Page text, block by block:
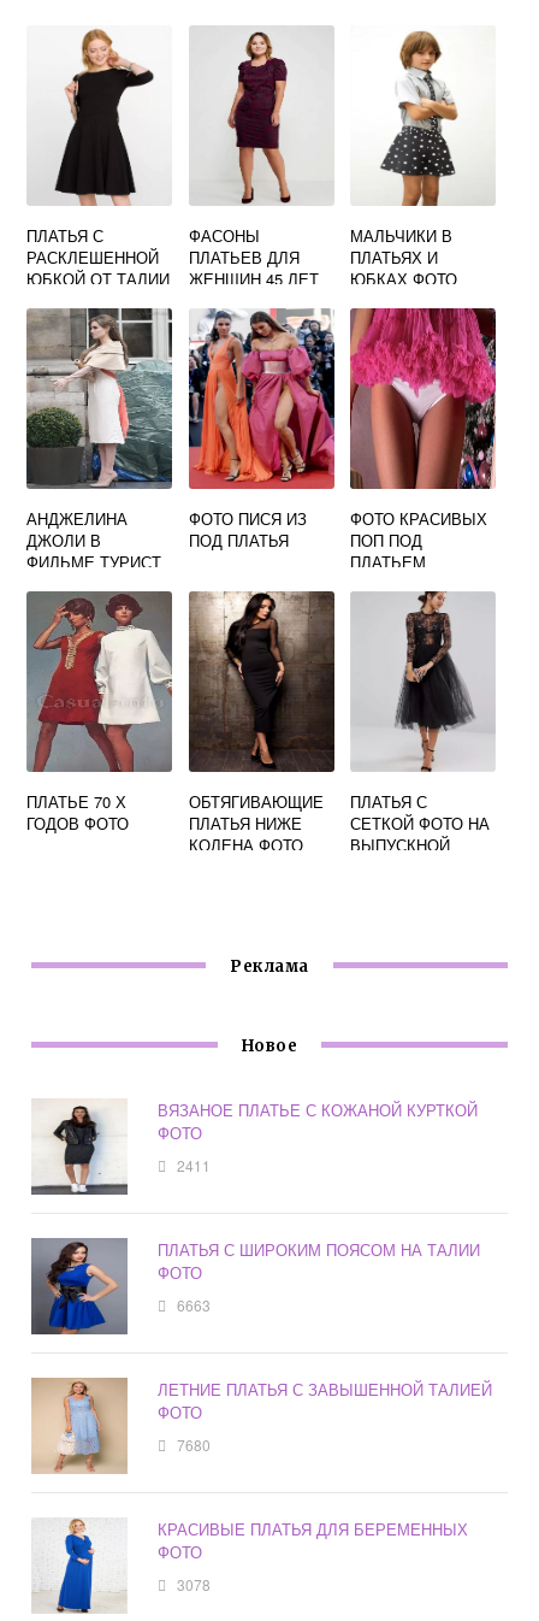
ПЛАТЬЯ С
РАСКЛЕШЕННОЙ
ЮБКОЙ ОТ ТАЛИИ
ФАСОНЫ
ПЛАТЬЕВ ДЛЯ
ЖЕНЩИН 45 ЛЕТ
МАЛЬЧИКИ В
ПЛАТЬЯХ И
ЮБКАХ ФОТО
АНДЖЕЛИНА
ДЖОЛИ В
ФИЛЬМЕ ТУРИСТ
ФОТО ПИСЯ ИЗ
ПОД ПЛАТЬЯ
ФОТО КРАСИВЫХ
ПОП ПОД
ПЛАТЬЕМ
ПЛАТЬЕ 70 Х
ГОДОВ ФОТО
ОБТЯГИВАЮЩИЕ
ПЛАТЬЯ НИЖЕ
КОЛЕНА ФОТО
ПЛАТЬЯ С
СЕТКОЙ ФОТО НА
ВЫПУСКНОЙ
Реклама
Новое
ВЯЗАНОЕ ПЛАТЬЕ С КОЖАНОЙ КУРТКОЙ
ФОТО
2411
ПЛАТЬЯ С ШИРОКИМ ПОЯСОМ НА ТАЛИИ
ФОТО
6663
ЛЕТНИЕ ПЛАТЬЯ С ЗАВЫШЕННОЙ ТАЛИЕЙ
ФОТО
7680
КРАСИВЫЕ ПЛАТЬЯ ДЛЯ БЕРЕМЕННЫХ
ФОТО
3078